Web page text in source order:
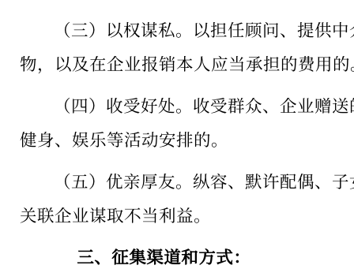
（三）以权谋私。以担任顾问、提供
物，以及在企业报销本人应当承担的费用
（四）收受好处。收受群众、企业赠
健身、娱乐等活动安排的。
（五）优亲厚友。纵容、默许配偶、
关联企业谋取不当利益。
三、征集渠道和方式：